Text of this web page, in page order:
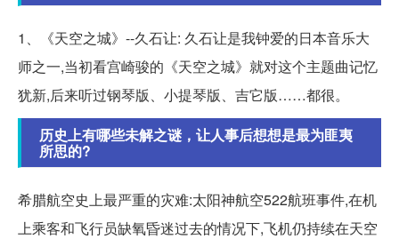
1、《天空之城》--久石让: 久石让是我钟爱的日本音乐大
师之一,当初看宫崎骏的《天空之城》就对这个主题曲记忆
犹新,后来听过钢琴版、小提琴版、吉它版……都很。
历史上有哪些未解之谜，让人事后想想是最为匪夷
所思的?
希腊航空史上最严重的灾难:太阳神航空522航班事件,在机
上乘客和飞行员缺氧昏迷过去的情况下,飞机仍持续在天空